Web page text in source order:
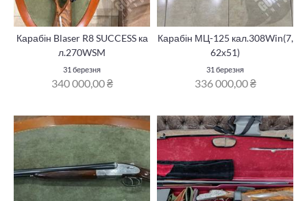
Карабін Blaser R8 SUCCESS ка
л.270WSM
31 березня
340 000,00 ₴
Карабін МЦ-125 кал.308Win(7,
62х51)
31 березня
336 000,00 ₴